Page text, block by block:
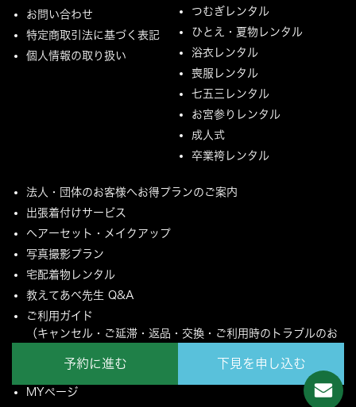
予約に進む 下見を申し込む
お問い合わせ
特定商取引法に基づく表記
個人情報の取り扱い
つむぎレンタル
ひとえ・夏物レンタル
浴衣レンタル
喪服レンタル
七五三レンタル
お宮参りレンタル
成人式
卒業袴レンタル
法人・団体のお客様へお得プランのご案内
出張着付けサービス
ヘアーセット・メイクアップ
写真撮影プラン
宅配着物レンタル
教えてあべ先生 Q&A
ご利用ガイド
（キャンセル・ご延滞・返品・交換・ご利用時のトラブルのお
ご配送とご返却について
MYページ